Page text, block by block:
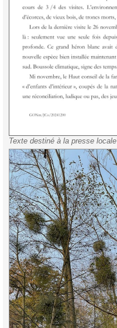
Texte destiné à la presse locale